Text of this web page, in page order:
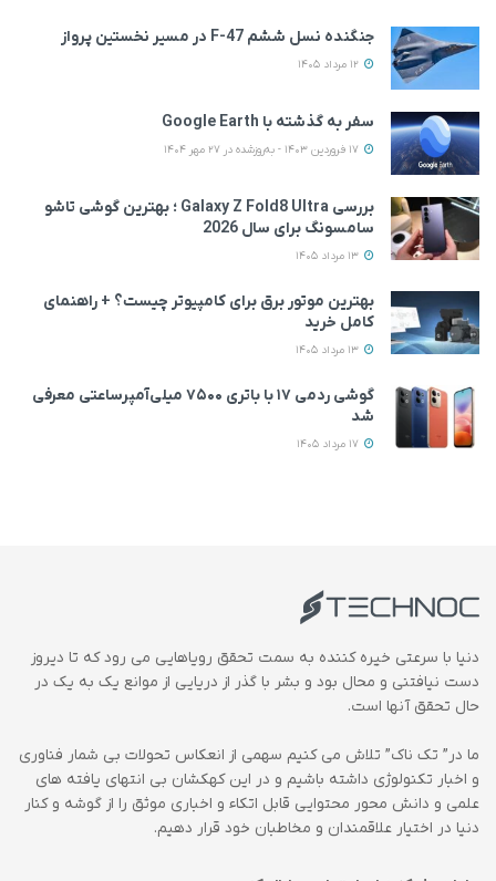
جنگنده نسل ششم F-47 در مسیر نخستین پرواز
سفر به گذشته با Google Earth
بررسی Galaxy Z Fold8 Ultra ؛ بهترین گوشی تاشو
سامسونگ برای سال 2026
بهترین موتور برق برای کامپیوتر چیست؟ + راهنمای
کامل خرید
گوشی ردمی ۱۷ با باتری ۷۵۰۰ میلی‌آمپرساعتی معرفی
شد
دنیا با سرعتی خیره کننده به سمت تحقق رویاهایی می رود که تا دیروز
دست نیافتنی و محال بود و بشر با گذر از دریایی از موانع یک به یک در
حال تحقق آنها است.
ما در” تک ناک” تلاش می کنیم سهمی از انعکاس تحولات بی شمار فناوری
و اخبار تکنولوژی داشته باشیم و در این کهکشان بی انتهای یافته های
علمی و دانش محور محتوایی قابل اتکاء و اخباری موثق را از گوشه و کنار
دنیا در اختیار علاقمندان و مخاطبان خود قرار دهیم.